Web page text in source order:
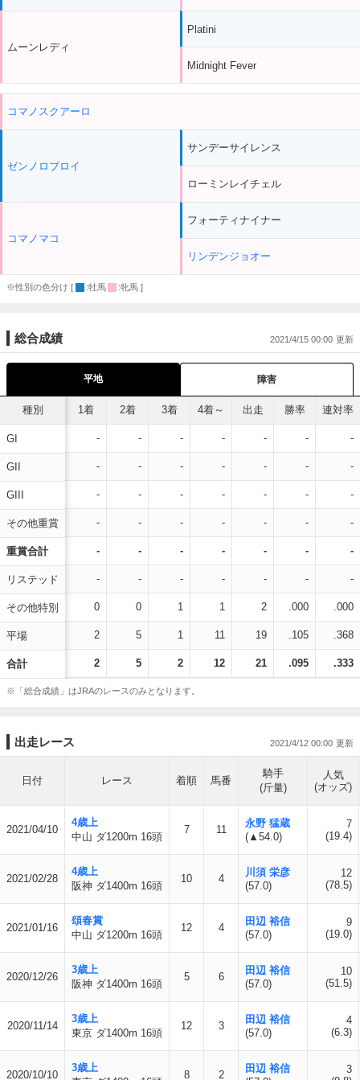
ムーンレディ
Platini
Midnight Fever
コマノスクアーロ
ゼンノロブロイ
コマノマコ
サンデーサイレンス
ローミンレイチェル
フォーティナイナー
リンデンジョオー
※性別の色分け [ :牡馬 :牝馬 ]
総合成績 2021/4/15 00:00
平地 障害
種別
GI
GII
GIII
その他重賞
重賞合計
リステッド
その他特別
平場
合計
1着 2着 3着 4着～ 出走 勝率 連対率
- - - - - - -
- - - - - - -
- - - - - - -
- - - - - - -
- - - - - - -
- - - - - - -
0 0 1 1 2 .000 .000
2 5 1 11 19 .105 .368
2 5 2 12 21 .095 .333
※「総合成績」はJRAのレースのみとなります。
出走レース 2021/4/12 00:00
日付 レース 着順 馬番
騎手
(斤量)
人気
(オッズ)
2021/04/10
4歳上
中山 ダ1200m 16頭
7 11
永野 猛蔵
(▲54.0)
7
(19.4)
2021/02/28
4歳上
阪神 ダ1400m 16頭
10 4
川須 栄彦
(57.0)
12
(78.5)
2021/01/16
頌春賞
中山 ダ1200m 16頭
12 4
田辺 裕信
(57.0)
9
(19.0)
2020/12/26
3歳上
阪神 ダ1400m 16頭
5 6
田辺 裕信
(57.0)
10
(51.5)
2020/11/14
3歳上
東京 ダ1400m 16頭
12 3
田辺 裕信
(57.0)
4
(6.3)
2020/10/10
3歳上
8 2
田辺 裕信
3